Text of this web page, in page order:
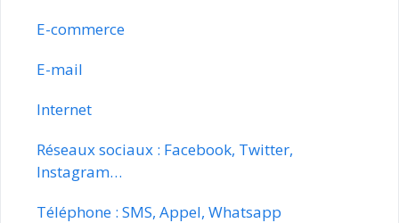
E-commerce
E-mail
Internet
Réseaux sociaux : Facebook, Twitter,
Instagram…
Téléphone : SMS, Appel, Whatsapp